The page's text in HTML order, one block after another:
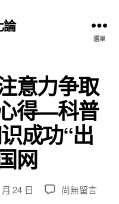
論
選單
意力争取
得—科普
成功“出
网
24 日
在
尚無留言